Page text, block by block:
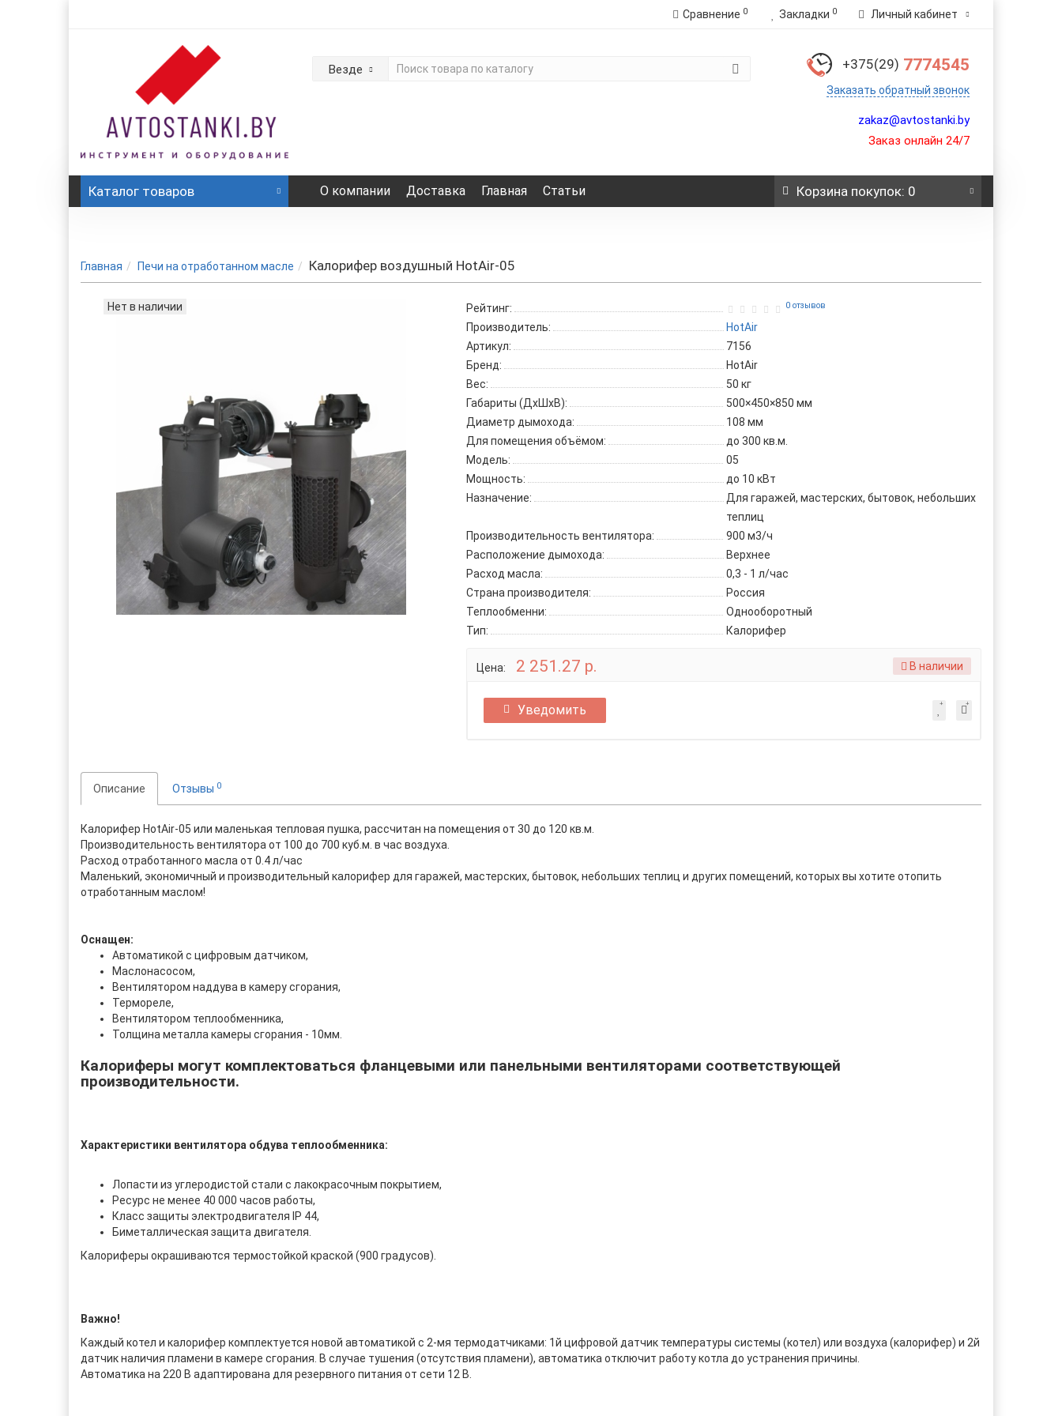
Сравнение 0 Закладки 0 Личный кабинет
Везде +375(29) 7774545
Заказать обратный звонок
zakaz@avtostanki.by
Заказ онлайн 24/7
Каталог товаров О компании Доставка Главная Статьи Корзинапокупок: 0
Главная Печи на отработанном масле Калорифер воздушный HotAir-05
Нет в наличии Рейтинг: 0 отзывов
Производитель:
HotAir
Артикул:
7156
Бренд:
HotAir
Вес:
50 кг
Габариты (ДхШхВ):
500×450×850 мм
Диаметр дымохода:
108 мм
Для помещения объёмом:
до 300 кв.м.
Модель:
05
Мощность:
до 10 кВт
Назначение:
Для гаражей, мастерских, бытовок, небольших
теплиц
Производительность вентилятора:
900 м3/ч
Расположение дымохода:
Верхнее
Расход масла:
0,3 - 1 л/час
Страна производителя:
Россия
Теплообменни:
Однооборотный
Тип:
Калорифер
Цена: 2 251.27 р. В наличии
Уведомить
Описание Отзывы 0
Калорифер HotAir-05 или маленькая тепловая пушка, рассчитан на помещения от 30 до 120 кв.м.
Производительность вентилятора от 100 до 700 куб.м. в час воздуха.
Расход отработанного масла от 0.4 л/час
Маленький, экономичный и производительный калорифер для гаражей, мастерских, бытовок, небольших теплиц и других помещений, которых вы хотите отопить
отработанным маслом!
Оснащен:
Автоматикой с цифровым датчиком,
Маслонасосом,
Вентилятором наддува в камеру сгорания,
Термореле,
Вентилятором теплообменника,
Толщина металла камеры сгорания - 10мм.
Калориферы могут комплектоваться фланцевыми или панельными вентиляторами соответствующей
производительности.
Характеристики вентилятора обдува теплообменника:
Лопасти из углеродистой стали с лакокрасочным покрытием,
Ресурс не менее 40 000 часов работы,
Класс защиты электродвигателя IP 44,
Биметаллическая защита двигателя.
Калориферы окрашиваются термостойкой краской (900 градусов).
Важно!
Каждый котел и калорифер комплектуется новой автоматикой с 2-мя термодатчиками: 1й цифровой датчик температуры системы (котел) или воздуха (калорифер) и 2й
датчик наличия пламени в камере сгорания. В случае тушения (отсутствия пламени), автоматика отключит работу котла до устранения причины.
Автоматика на 220 В адаптирована для резервного питания от сети 12 В.